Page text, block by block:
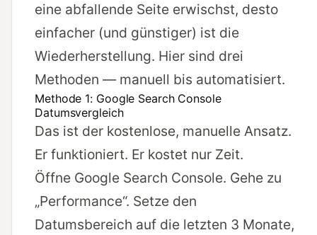
eine abfallende Seite erwischst, desto
einfacher (und günstiger) ist die
Wiederherstellung. Hier sind drei
Methoden — manuell bis automatisiert.
Methode 1: Google Search Console
Datumsvergleich
Das ist der kostenlose, manuelle Ansatz.
Er funktioniert. Er kostet nur Zeit.
Öffne Google Search Console. Gehe zu
„Performance“. Setze den
Datumsbereich auf die letzten 3 Monate,